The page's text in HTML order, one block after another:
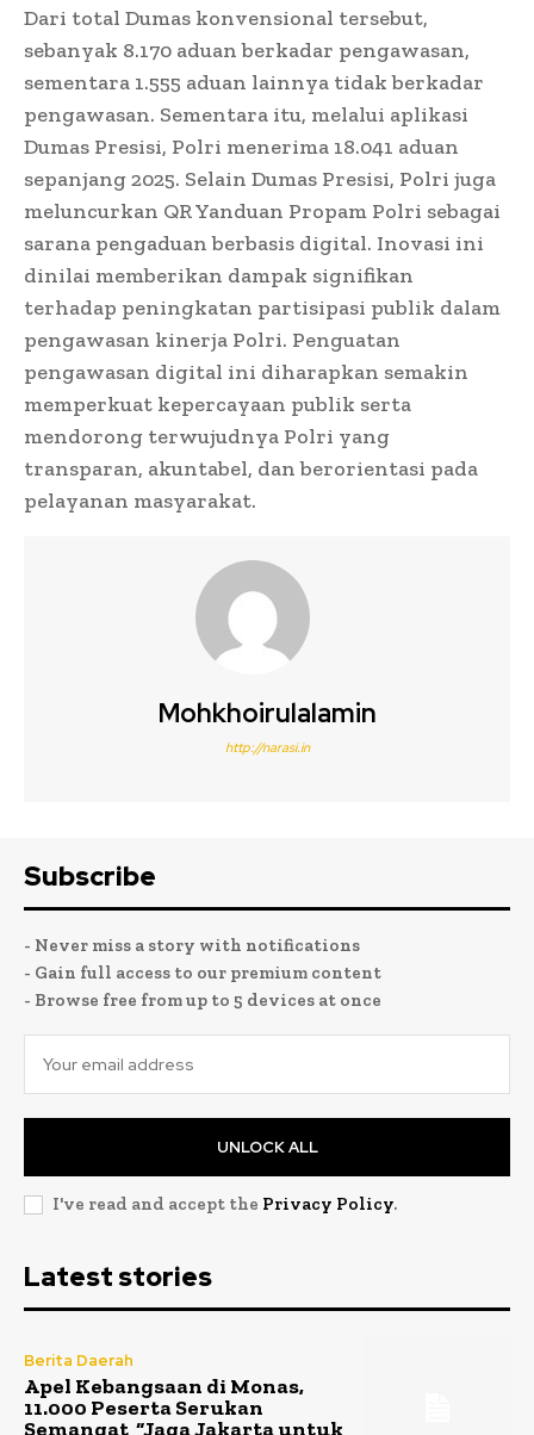
Dari total Dumas konvensional tersebut,
sebanyak 8.170 aduan berkadar pengawasan,
sementara 1.555 aduan lainnya tidak berkadar
pengawasan. Sementara itu, melalui aplikasi
Dumas Presisi, Polri menerima 18.041 aduan
sepanjang 2025. Selain Dumas Presisi, Polri juga
meluncurkan QR Yanduan Propam Polri sebagai
sarana pengaduan berbasis digital. Inovasi ini
dinilai memberikan dampak signifikan
terhadap peningkatan partisipasi publik dalam
pengawasan kinerja Polri. Penguatan
pengawasan digital ini diharapkan semakin
memperkuat kepercayaan publik serta
mendorong terwujudnya Polri yang
transparan, akuntabel, dan berorientasi pada
pelayanan masyarakat.
Mohkhoirulalamin
http://narasi.in
Subscribe
- Never miss a story with notifications
- Gain full access to our premium content
- Browse free from up to 5 devices at once
UNLOCK ALL
I've read and accept the Privacy Policy.
Latest stories
Berita Daerah
Apel Kebangsaan di Monas,
11.000 Peserta Serukan
Semangat “Jaga Jakarta untuk